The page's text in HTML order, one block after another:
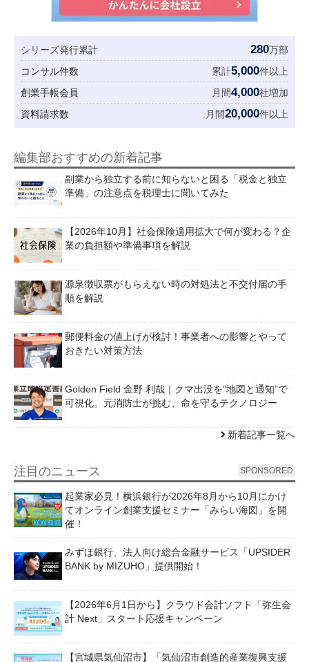
シリーズ発行累計 280万部
コンサル件数
累計5,000件以上
創業手帳会員
月間4,000社増加
資料請求数
月間20,000件以上
編集部おすすめの新着記事
副業から独立する前に知らないと困る「税金と独立
準備」の注意点を税理士に聞いてみた
【2026年10月】社会保険適用拡大で何が変わる？企
業の負担額や準備事項を解説
源泉徴収票がもらえない時の対処法と不交付届の手
順を解説
郵便料金の値上げが検討！事業者への影響とやって
おきたい対策方法
Golden Field 金野 利哉｜クマ出没を”地図と通知”で
可視化。元消防士が挑む、命を守るテクノロジー
新着記事一覧へ
注目のニュース SPONSORED
起業家必見！横浜銀行が2026年8月から10月にかけ
てオンライン創業支援セミナー「みらい海図」を開
催！
みずほ銀行、法人向け総合金融サービス「UPSIDER
BANK by MIZUHO」提供開始！
【2026年6月1日から】クラウド会計ソフト「弥生会
計 Next」スタート応援キャンペーン
【宮城県気仙沼市】「気仙沼市創造的産業復興支援